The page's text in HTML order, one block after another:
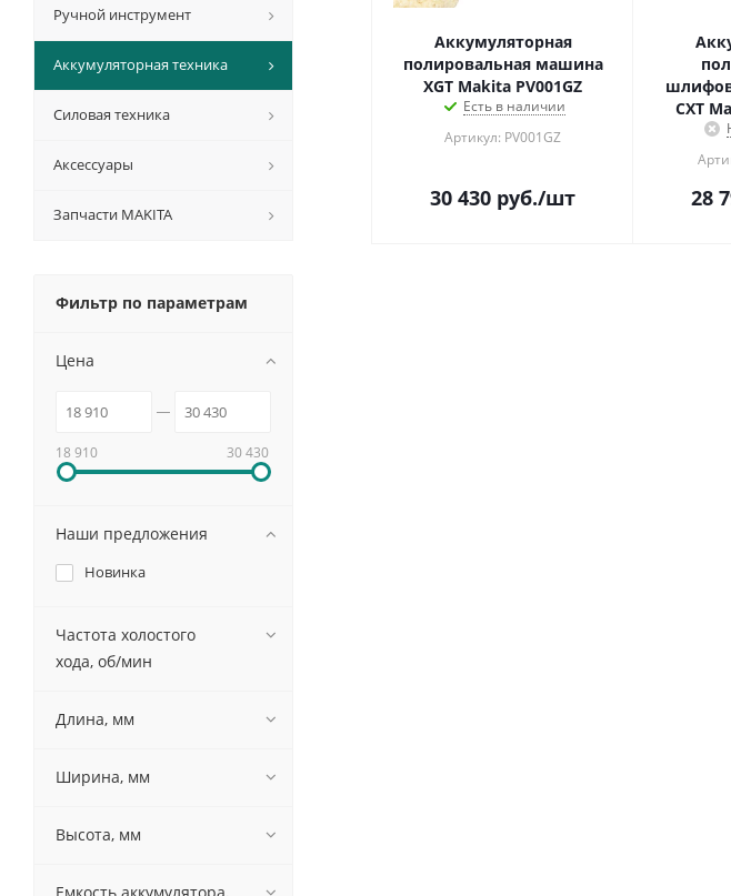
Аккумуляторная
полировальная машина
XGT Makita PV001GZ
Есть в наличии
Артикул: PV001GZ
30 430 руб./шт
CXT
28
Ручной инструмент
Аккумуляторная техника
Силовая техника
Аксессуары
Запчасти MAKITA
Фильтр по параметрам
Цена
18 910 30 430
Наши предложения
Новинка
Частота холостого
хода, об/мин
Длина, мм
Ширина, мм
Высота, мм